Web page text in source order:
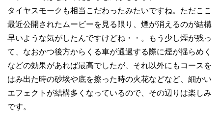
タイヤスモークも相当こだわったみたいですね。ただここ
最近公開されたムービーを見る限り、煙が消えるのが結構
早いような気がしたんですけどね・・。もう少し煙が残っ
て、なおかつ後方からくる車が通過する際に煙が揺らめく
などの効果があれば最高でしたが、それ以外にもコースを
はみ出た時の砂埃や底を擦った時の火花などなど、細かい
エフェクトが結構多くなっているので、その辺りは楽しみ
です。